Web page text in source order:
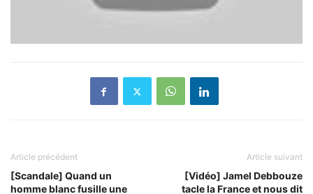
Article précédent
[Scandale] Quand un
homme blanc fusille une
Article suivant
[Vidéo] Jamel Debbouze
tacle la France et nous dit